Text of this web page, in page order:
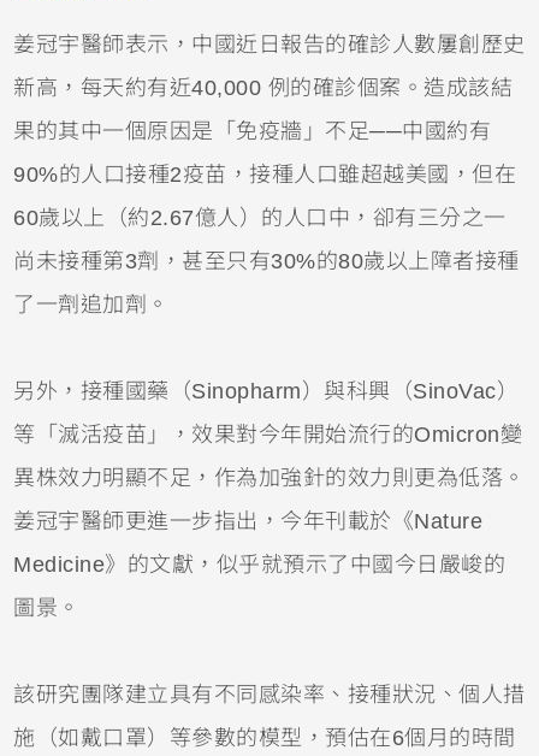
姜冠宇醫師表示，中國近日報告的確診人數屢創歷史
新高，每天約有近40,000 例的確診個案。造成該結
果的其中一個原因是「免疫牆」不足──中國約有
90%的人口接種2疫苗，接種人口雖超越美國，但在
60歲以上（約2.67億人）的人口中，卻有三分之一
尚未接種第3劑，甚至只有30%的80歲以上障者接種
了一劑追加劑。
另外，接種國藥（Sinopharm）與科興（SinoVac）
等「滅活疫苗」，效果對今年開始流行的Omicron變
異株效力明顯不足，作為加強針的效力則更為低落。
姜冠宇醫師更進一步指出，今年刊載於《Nature
Medicine》的文獻，似乎就預示了中國今日嚴峻的
圖景。
該研究團隊建立具有不同感染率、接種狀況、個人措
施（如戴口罩）等參數的模型，預估在6個月的時間